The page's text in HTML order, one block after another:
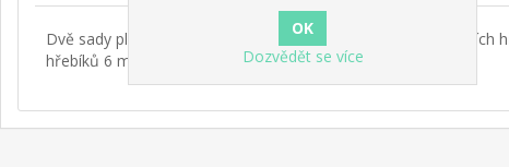
Dvě sady plné hřebíkového potěšení! Sada závodních
hřebíků 6 mm (14ks).
Dozvědět se více